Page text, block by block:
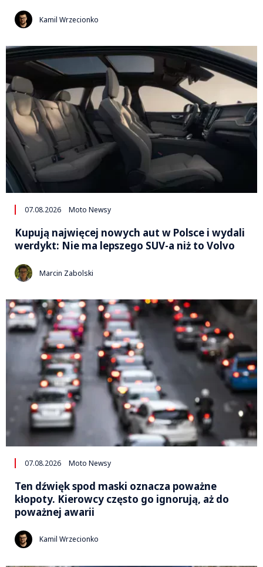
Kamil Wrzecionko
07.08.2026 Moto Newsy
Kupują najwięcej nowych aut w Polsce i wydali
werdykt: Nie ma lepszego SUV-a niż to Volvo
Marcin Zabolski
07.08.2026 Moto Newsy
Ten dźwięk spod maski oznacza poważne
kłopoty. Kierowcy często go ignorują, aż do
poważnej awarii
Kamil Wrzecionko